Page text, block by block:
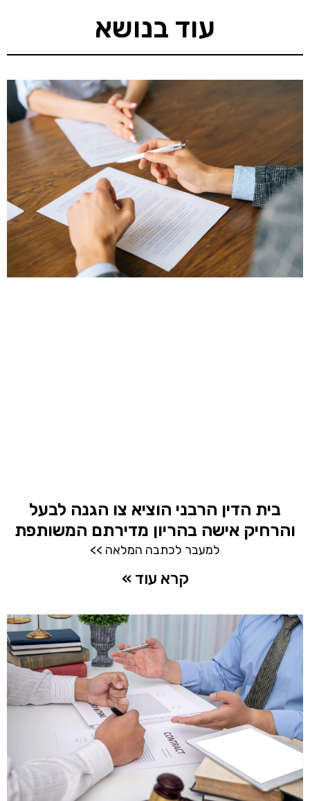
עוד בנושא
בית הדין הרבני הוציא צו הגנה לבעל
והרחיק אישה בהריון מדירתם המשותפת
למעבר לכתבה המלאה >>
קרא עוד »